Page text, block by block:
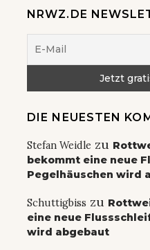
NRWZ.DE
DIE NEUESTEN
Stefan Weidle zu
bekommt eine neue
Pegelhäuschen wird
Schuttigbiss zu
eine neue
wird abgebaut